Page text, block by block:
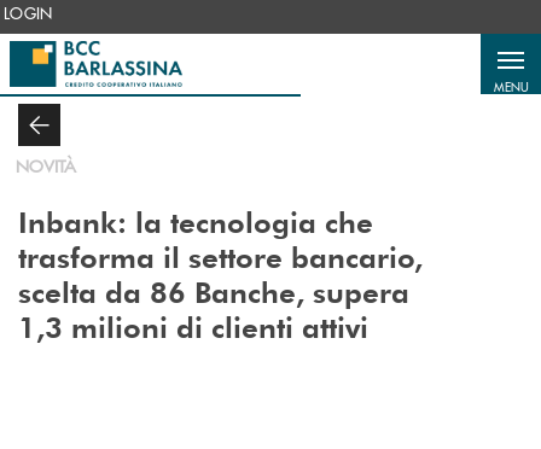
Salta al contenuto principale
LOGIN
MENU
NOVITÀ
Inbank: la tecnologia che
trasforma il settore bancario,
scelta da 86 Banche, supera
1,3 milioni di clienti attivi